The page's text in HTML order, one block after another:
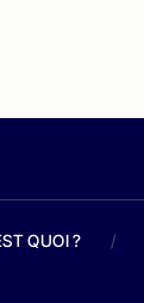
QUOI ? /